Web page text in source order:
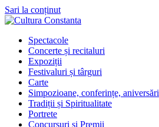
Sari la conținut
Spectacole
Concerte și recitaluri
Expoziții
Festivaluri și târguri
Carte
Simpozioane, conferințe, aniversări
Tradiții și Spiritualitate
Portrete
Concursuri și Premii